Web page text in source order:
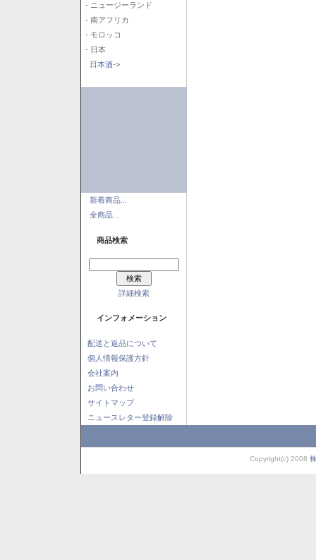
- ニュージーランド
- 南アフリカ
- モロッコ
- 日本
日本酒->
新着商品...
全商品...
商品検索
詳細検索
インフォメーション
配送と返品について
個人情報保護方針
会社案内
お問い合わせ
サイトマップ
ニュースレター登録解除
Copyright(c) 2008